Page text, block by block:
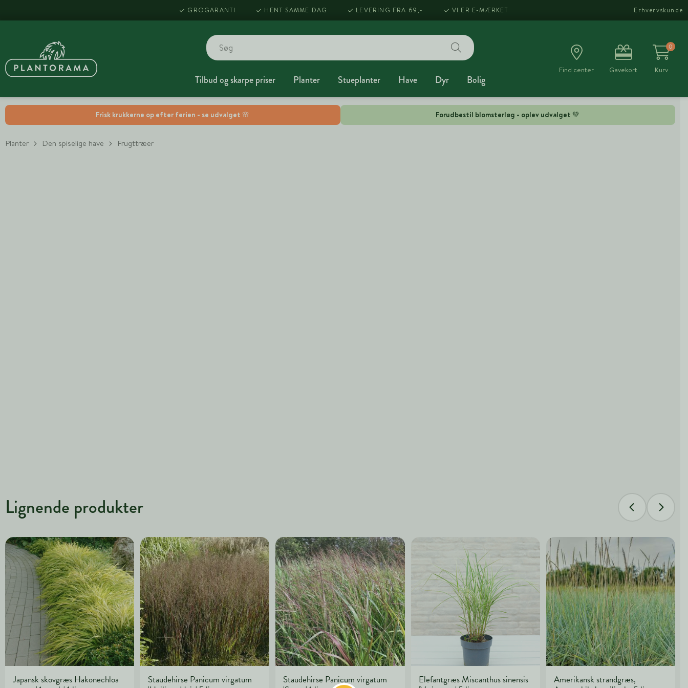
Frisk krukkerne op efter ferien - se udvalget 🌸 Forudbestil blomsterløg - oplev udvalget 💚
GROGARANTI HENT SAMME DAG LEVERING FRA 69,- VI ER E-MÆRKET Erhvervskunde
Tilbud og skarpe priser Planter Stueplanter Have Dyr Bolig
Find center Gavekort
0
Kurv
Planter Den spiselige have Frugttræer
Lignende produkter
Japansk skovgræs Hakonechloa
Staudehirse Panicum virgatum
Staudehirse Panicum virgatum
Elefantgræs Miscanthus sinensis
Amerikansk strandgræs,